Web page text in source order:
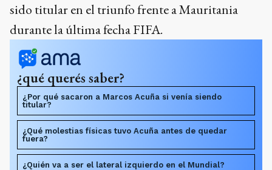
sido titular en el triunfo frente a Mauritania
durante la última fecha FIFA.
¿qué querés saber?
¿Por qué sacaron a Marcos Acuña si venía siendo
titular?
¿Qué molestias físicas tuvo Acuña antes de quedar
fuera?
¿Quién va a ser el lateral izquierdo en el Mundial?